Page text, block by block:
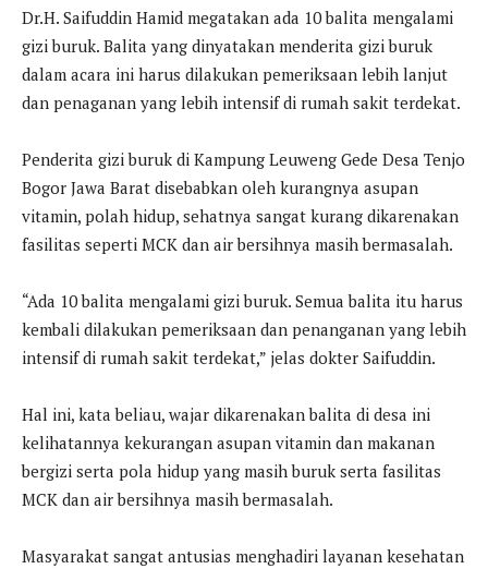
Dr.H. Saifuddin Hamid megatakan ada 10 balita mengalami
gizi buruk. Balita yang dinyatakan menderita gizi buruk
dalam acara ini harus dilakukan pemeriksaan lebih lanjut
dan penaganan yang lebih intensif di rumah sakit terdekat.
Penderita gizi buruk di Kampung Leuweng Gede Desa Tenjo
Bogor Jawa Barat disebabkan oleh kurangnya asupan
vitamin, polah hidup, sehatnya sangat kurang dikarenakan
fasilitas seperti MCK dan air bersihnya masih bermasalah.
“Ada 10 balita mengalami gizi buruk. Semua balita itu harus
kembali dilakukan pemeriksaan dan penanganan yang lebih
intensif di rumah sakit terdekat,” jelas dokter Saifuddin.
Hal ini, kata beliau, wajar dikarenakan balita di desa ini
kelihatannya kekurangan asupan vitamin dan makanan
bergizi serta pola hidup yang masih buruk serta fasilitas
MCK dan air bersihnya masih bermasalah.
Masyarakat sangat antusias menghadiri layanan kesehatan